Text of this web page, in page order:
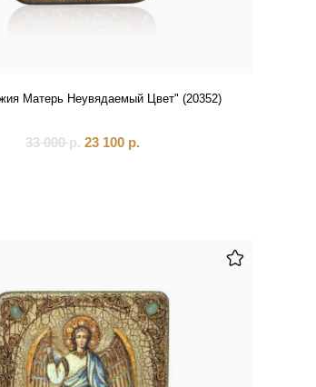
Матерь Неувядаемый Цвет" (20352)
33 000р. 23 100 р.